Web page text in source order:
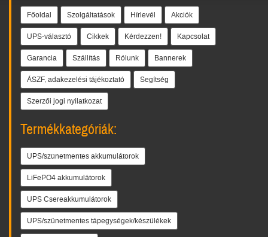
Főoldal Szolgáltatások Hírlevél Akciók
UPS-választó Cikkek Kérdezzen! Kapcsolat
Garancia Szállítás Rólunk Bannerek
ÁSZF, adakezelési tájékoztató Segítség
Szerzői jogi nyilatkozat
Termékkategóriák:
UPS/szünetmentes akkumulátorok
LiFePO4 akkumulátorok
UPS Csereakkumulátorok
UPS/szünetmentes tápegységek/készülékek